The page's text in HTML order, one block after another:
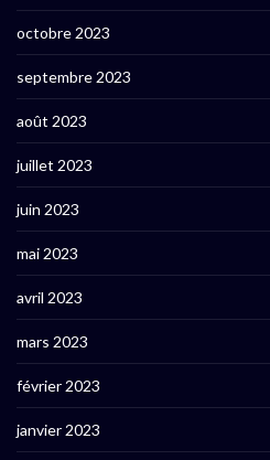
octobre 2023
septembre 2023
août 2023
juillet 2023
juin 2023
mai 2023
avril 2023
mars 2023
février 2023
janvier 2023